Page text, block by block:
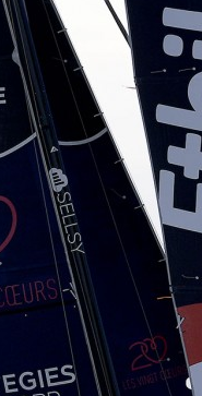
Records
Vitesse
SP80 franchit la
Source
SP80
13 mars 2025
0